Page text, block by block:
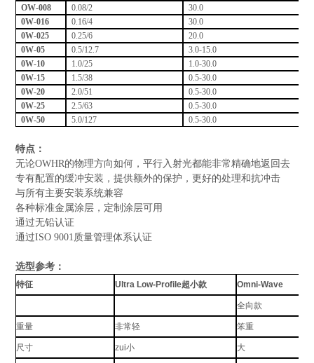
OW-008
0.08/2
30.0
0W-016
0.16/4
30.0
0W-025
0.25/6
20.0
0W-05
0.5/12.7
3.0-15.0
0W-10
1.0/25
1.0-30.0
0W-15
1.5/38
0.5-30.0
0W-20
2.0/51
0.5-30.0
0W-25
2.5/63
0.5-30.0
0W-50
5.0/127 0.5-30.0
特点：
无论OWHR的物理方向如何，平行入射光都能非常精确地返回去
专有配置的缓冲安装，提供额外的保护，更好的处理和抗冲击
与所有主要安装系统兼容
各种标准金属涂层，定制涂层可用
通过无铅认证
通过ISO 9001质量管理体系认证
选型参考：
特征 Ultra Low-Profile超小款 Omni-Wave
全向款
重量 非常轻 笨重
尺寸 zui小 大